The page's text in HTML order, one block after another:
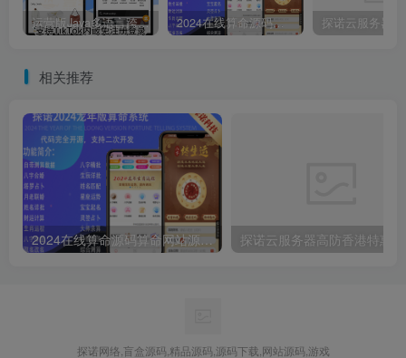
运营版Java多语言跨境电商外贸商城TikToK shop内嵌商城商家入驻一键铺货完整源码带搭建教程 2024在线算命源码算命网站源码V8.0全新版,二级分销系统,支持微信支付宝官方支付虎皮椒个人免签支付接口
相关推荐
2024在线算命源码算命网站源码V8.0全新版,二级分销系统,支持微信支付宝官方支付虎皮椒个人免签支付接口
探诺网络,盲盒源码,精品源码,源码下载,网站源码,游戏